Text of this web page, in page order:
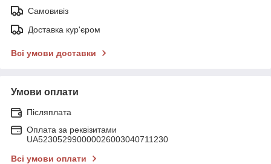
Самовивіз
Доставка кур'єром
Всі умови доставки
Умови оплати
Післяплата
Оплата за реквізитами
UA523052990000026003040711230
Всі умови оплати